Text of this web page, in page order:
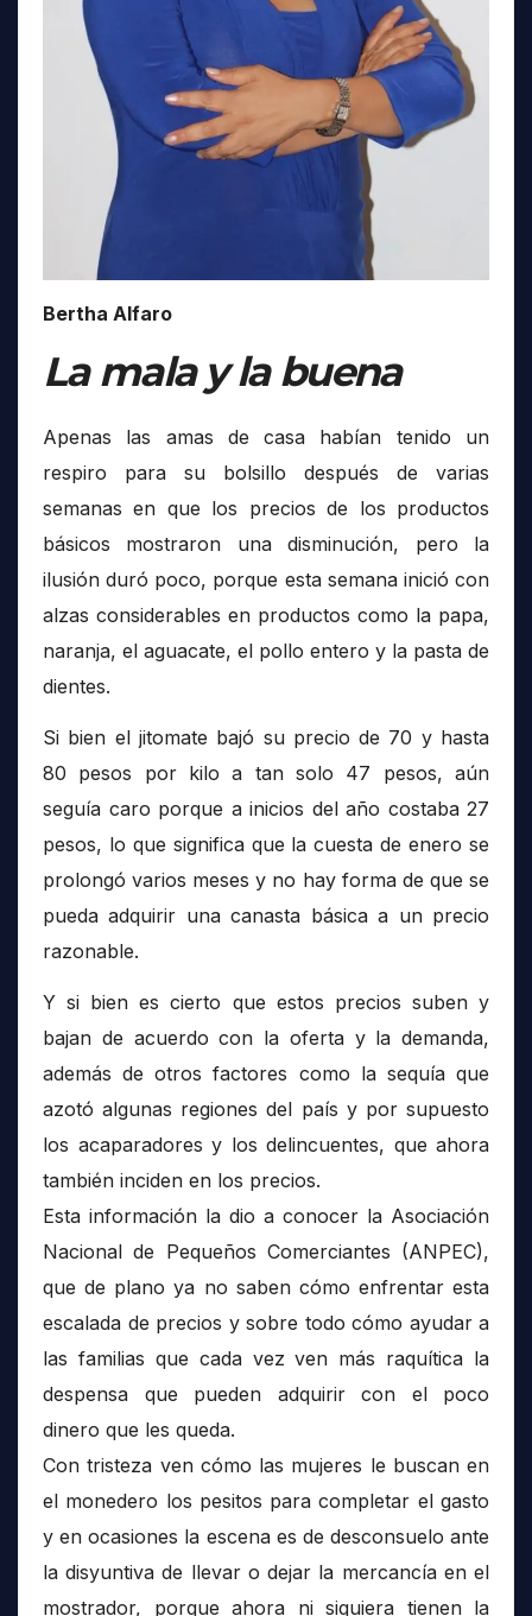
Bertha Alfaro
La mala y la buena
Apenas las amas de casa habían tenido un
respiro para su bolsillo después de varias
semanas en que los precios de los productos
básicos mostraron una disminución, pero la
ilusión duró poco, porque esta semana inició con
alzas considerables en productos como la papa,
naranja, el aguacate, el pollo entero y la pasta de
dientes.
Si bien el jitomate bajó su precio de 70 y hasta
80 pesos por kilo a tan solo 47 pesos, aún
seguía caro porque a inicios del año costaba 27
pesos, lo que significa que la cuesta de enero se
prolongó varios meses y no hay forma de que se
pueda adquirir una canasta básica a un precio
razonable.
Y si bien es cierto que estos precios suben y
bajan de acuerdo con la oferta y la demanda,
además de otros factores como la sequía que
azotó algunas regiones del país y por supuesto
los acaparadores y los delincuentes, que ahora
también inciden en los precios.
Esta información la dio a conocer la Asociación
Nacional de Pequeños Comerciantes (ANPEC),
que de plano ya no saben cómo enfrentar esta
escalada de precios y sobre todo cómo ayudar a
las familias que cada vez ven más raquítica la
despensa que pueden adquirir con el poco
dinero que les queda.
Con tristeza ven cómo las mujeres le buscan en
el monedero los pesitos para completar el gasto
y en ocasiones la escena es de desconsuelo ante
la disyuntiva de llevar o dejar la mercancía en el
mostrador, porque ahora ni siquiera tienen la